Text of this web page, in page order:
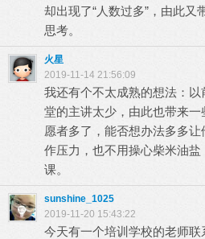
却出现了“人数过多”，由此又
思考。
火星
2019-11-14 21:56:09
我还有个不太成熟的想法：
堂的主讲太少，由此也带来
愿者多了，能否想办法多多
作压力，也不用操心柴米油
课。
sunshine_1025
2019-11-20 15:43:22
今天有一个培训学校的老师